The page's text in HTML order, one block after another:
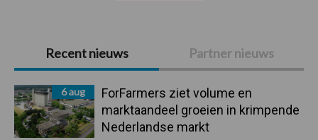
Primaire
Sidebar
Recent nieuws Partner nieuws
6 aug
ForFarmers ziet volume en
marktaandeel groeien in krimpende
Nederlandse markt